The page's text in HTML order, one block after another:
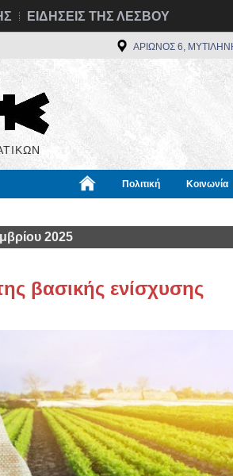
ΕΙΔΗΣΕΙΣ ΤΗΣ ΛΕΣΒΟΥ
ΑΡΙΩΝΟΣ 6,
Πολιτική Κοινωνία
2025
βασικής ενίσχυσης